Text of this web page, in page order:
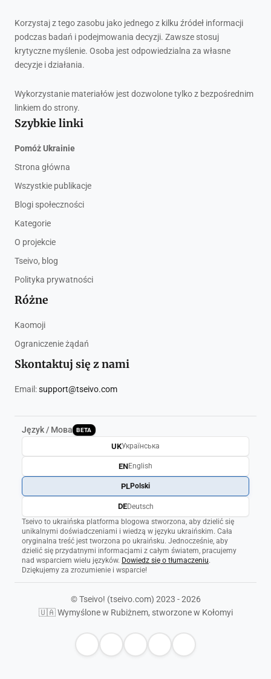
Korzystaj z tego zasobu jako jednego z kilku źródeł informacji
podczas badań i podejmowania decyzji. Zawsze stosuj
krytyczne myślenie. Osoba jest odpowiedzialna za własne
decyzje i działania.
Wykorzystanie materiałów jest dozwolone tylko z bezpośrednim
linkiem do strony.
Szybkie linki
Pomóż Ukrainie
Strona główna
Wszystkie publikacje
Blogi społeczności
Kategorie
O projekcie
Tseivo, blog
Polityka prywatności
Różne
Kaomoji
Ograniczenie żądań
Skontaktuj się z nami
Email:support@tseivo.com
Język / Мова BETA
Tseivo to ukraińska platforma blogowa stworzona, aby dzielić się
unikalnymi doświadczeniami i wiedzą w języku ukraińskim. Cała
oryginalna treść jest tworzona po ukraińsku. Jednocześnie, aby
dzielić się przydatnymi informacjami z całym światem, pracujemy
nad wsparciem wielu języków. Dowiedz się o tłumaczeniu.
Dziękujemy za zrozumienie i wsparcie!
UKУкраїнська
ENEnglish
PLPolski
DEDeutsch
© Tseivo! (tseivo.com) 2023 - 2026
🇺🇦 Wymyślone w Rubiżnem, stworzone w Kołomyi